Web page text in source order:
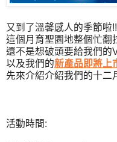
又到了溫馨感人的季節啦
這個月育聖園地整個忙翻
還不是想破頭要給我們的
以及我們的新產品即將上
先來介紹介紹我們的十二
活動時間: